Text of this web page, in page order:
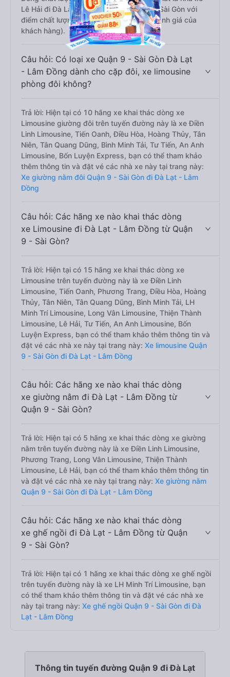
Lê Hải đi Đà Lạt - Lâm Đồng từ Quận 9 - Sài Gòn với
điểm chất lượng là 4.8/5 dựa trên 805 đánh giá của
khách hàng).
Câu hỏi: Có loại xe Quận 9 - Sài Gòn Đà Lạt
- Lâm Đồng dành cho cặp đôi, xe limousine
phòng đôi không?
Trả lời: Hiện tại có 10 hãng xe khai thác dòng xe
Limousine giường đôi trên tuyến đường này là xe Điền
Linh Limousine, Tiến Oanh, Điều Hòa, Hoàng Thủy, Tân
Niên, Tân Quang Dũng, Bình Minh Tải, Tư Tiến, An Anh
Limousine, Bốn Luyện Express, bạn có thể tham khảo
thêm thông tin và đặt vé các nhà xe này tại trang này:
Xe giường nằm đôi Quận 9 - Sài Gòn đi Đà Lạt - Lâm
Đồng
Câu hỏi: Các hãng xe nào khai thác dòng
xe Limousine đi Đà Lạt - Lâm Đồng từ Quận
9 - Sài Gòn?
Trả lời: Hiện tại có 15 hãng xe khai thác dòng xe
Limousine trên tuyến đường này là xe Điền Linh
Limousine, Tiến Oanh, Phương Trang, Điều Hòa, Hoàng
Thủy, Tân Niên, Tân Quang Dũng, Bình Minh Tải, LH
Minh Trí Limousine, Long Vân Limousine, Thiện Thành
Limousine, Lê Hải, Tư Tiến, An Anh Limousine, Bốn
Luyện Express, bạn có thể tham khảo thêm thông tin và
đặt vé các nhà xe này tại trang này: Xe limousine Quận
9 - Sài Gòn đi Đà Lạt - Lâm Đồng
Câu hỏi: Các hãng xe nào khai thác dòng
xe giường nằm đi Đà Lạt - Lâm Đồng từ
Quận 9 - Sài Gòn?
Trả lời: Hiện tại có 5 hãng xe khai thác dòng xe giường
nằm trên tuyến đường này là xe Điền Linh Limousine,
Phương Trang, Long Vân Limousine, Thiện Thành
Limousine, Lê Hải, bạn có thể tham khảo thêm thông tin
và đặt vé các nhà xe này tại trang này: Xe giường nằm
Quận 9 - Sài Gòn đi Đà Lạt - Lâm Đồng
Câu hỏi: Các hãng xe nào khai thác dòng
xe ghế ngồi đi Đà Lạt - Lâm Đồng từ Quận
9 - Sài Gòn?
Trả lời: Hiện tại có 1 hãng xe khai thác dòng xe ghế ngồi
trên tuyến đường này là xe LH Minh Trí Limousine, bạn
có thể tham khảo thêm thông tin và đặt vé các nhà xe
này tại trang này: Xe ghế ngồi Quận 9 - Sài Gòn đi Đà
Lạt - Lâm Đồng
Thông tin tuyến đường Quận 9 đi Đà Lạt